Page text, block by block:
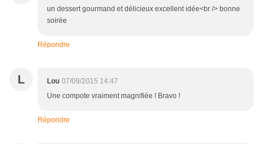
un dessert gourmand et délicieux excellent idée<br /> bonne
soirée
Répondre
L Lou 07/09/2015 14:47
Une compote vraiment magnifiée ! Bravo !
Répondre